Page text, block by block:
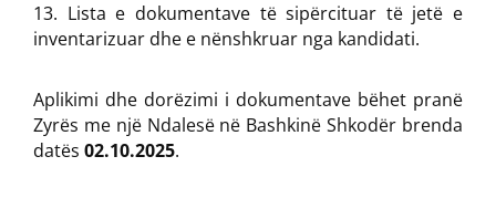
Lista e dokumentave të sipërcituar të jetë e
inventarizuar dhe e nënshkruar nga kandidati.
Aplikimi dhe dorëzimi i dokumentave bëhet pranë
Zyrës me një Ndalesë në Bashkinë Shkodër brenda
datës 02.10.2025.